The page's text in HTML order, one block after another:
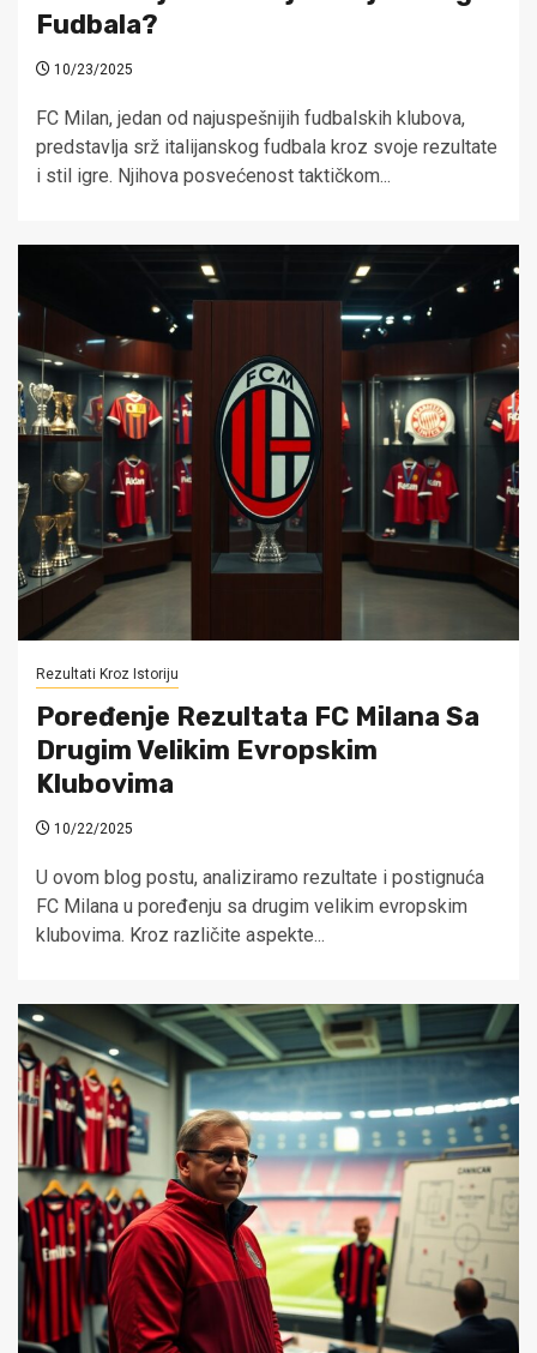
Fudbala?
10/23/2025
FC Milan, jedan od najuspešnijih fudbalskih klubova,
predstavlja srž italijanskog fudbala kroz svoje rezultate
i stil igre. Njihova posvećenost taktičkom...
Rezultati Kroz Istoriju
Poređenje Rezultata FC Milana Sa
Drugim Velikim Evropskim
Klubovima
10/22/2025
U ovom blog postu, analiziramo rezultate i postignuća
FC Milana u poređenju sa drugim velikim evropskim
klubovima. Kroz različite aspekte...